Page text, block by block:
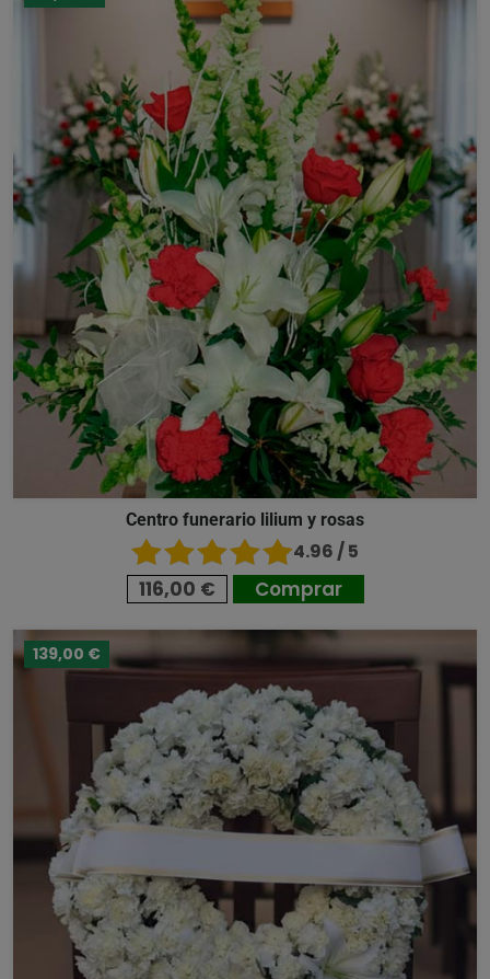
Centro funerario lilium y rosas
4.96 / 5
116,00 € Comprar
139,00 €